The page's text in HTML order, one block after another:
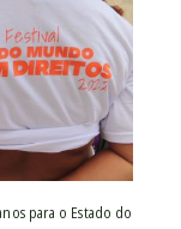
para o Estado do